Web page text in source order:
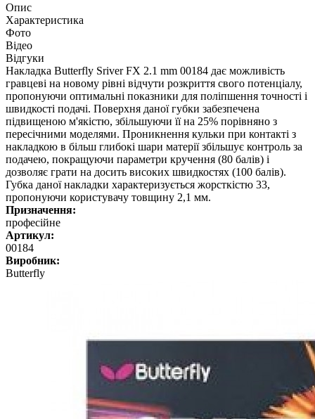
Опис
Характеристика
Фото
Відео
Відгуки
Накладка Butterfly Sriver FX 2.1 mm 00184 дає можливість
гравцеві на новому рівні відчути розкриття свого потенціалу,
пропонуючи оптимальні показники для поліпшення точності і
швидкості подачі. Поверхня даної губки забезпечена
підвищеною м'якістю, збільшуючи її на 25% порівняно з
пересічними моделями. Проникнення кульки при контакті з
накладкою в більш глибокі шари матерії збільшує контроль за
подачею, покращуючи параметри кручення (80 балів) і
дозволяє грати на досить високих швидкостях (100 балів).
Губка даної накладки характеризується жорсткістю 33,
пропонуючи користувачу товщину 2,1 мм.
Призначення:
професійне
Артикул:
00184
Виробник:
Butterfly